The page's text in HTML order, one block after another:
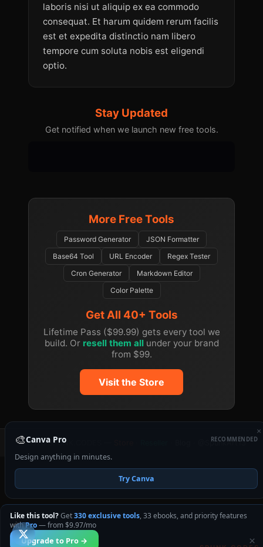
laboris nisi ut aliquip ex ea commodo
consequat. Et harum quidem rerum facilis
est et expedita distinctio nam libero
tempore cum soluta nobis est eligendi
optio.
Stay Updated
Get notified when we launch new free tools.
More Free Tools
Password Generator
JSON Formatter
Base64 Tool
URL Encoder
Regex Tester
Cron Generator
Markdown Editor
Color Palette
Get All 40+ Tools
Lifetime Pass ($99.99) gets every tool we
build. Or resell them allunder your brand
from $99.
Visit the Store
© 2026 SPUNK.CODES — @SpunkArt13
Like this tool?Get330 exclusive tools, 33 ebooks, and priority features
withPro— from $9.97/mo
Upgrade to Pro → ×
×
🎨Canva Pro RECOMMENDED
Design anything in minutes.
Try Canva